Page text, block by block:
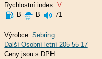
Rychlostní index: V
B
B 71
Výrobce: Sebring
Ceny jsou s DPH.